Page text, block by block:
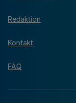
Redaktion
Kontakt
FAQ